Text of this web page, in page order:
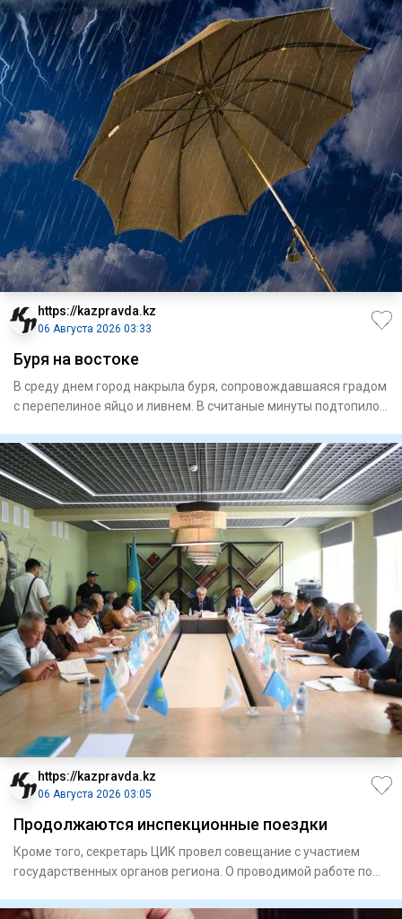
https://kazpravda.kz
06 Августа 2026 03:33
Буря на востоке
В среду днем город накрыла буря, сопровождавшая­ся градом
с перепелиное яйцо и ливнем. В считаные минуты подтопило
https://kazpravda.kz
06 Августа 2026 03:05
Продолжаются инспекционные поездки
Кроме того, секретарь ЦИК провел совещание с участием
государственных органов региона. О проводимой работе по